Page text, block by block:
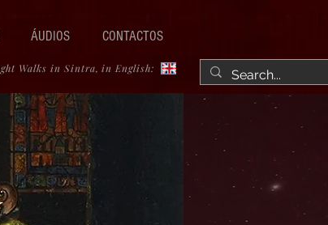
ÁUDIOS CONTACTOS
Walks in Sintra, in English: